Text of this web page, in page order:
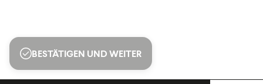
BESTÄTIGEN UND WEITER